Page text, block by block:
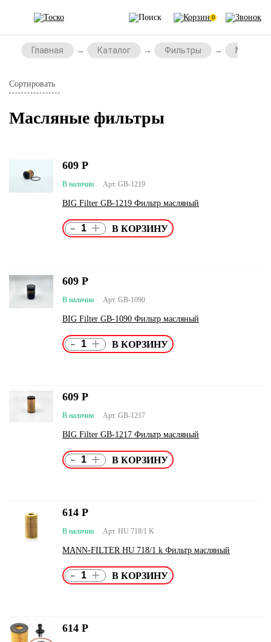
0
Главная Каталог Фильтры
Сортировать
Масляные фильтры
Арт. GB-1219
В наличии
BIG Filter GB-1219 Фильтр масляный
609 Р
- +
Арт. GB-1090
В наличии
BIG Filter GB-1090 Фильтр масляный
609 Р
- +
Арт. GB-1217
В наличии
BIG Filter GB-1217 Фильтр масляный
609 Р
- +
Арт. HU 718/1 K
В наличии
MANN-FILTER HU 718/1 k Фильтр масляный
614 Р
- +
614 Р